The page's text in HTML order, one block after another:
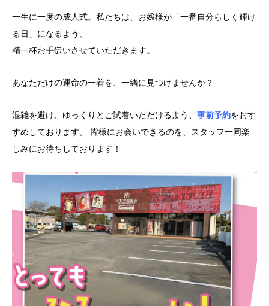
一生に一度の成人式。私たちは、お嬢様が「一番自分らしく輝け
る日」になるよう、
精一杯お手伝いさせていただきます。
あなただけの運命の一着を、一緒に見つけませんか？
混雑を避け、ゆっくりとご試着いただけるよう、 事前予約をおす
すめしております。 皆様にお会いできるのを、スタッフ一同楽
しみにお待ちしております！